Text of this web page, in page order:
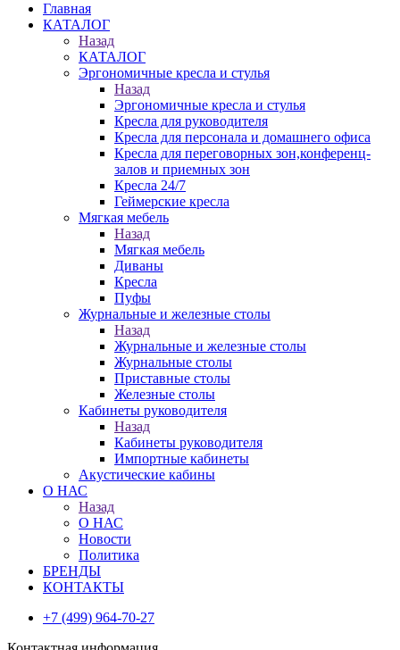
Главная
КАТАЛОГ
Назад
КАТАЛОГ
Эргономичные кресла и стулья
Назад
Эргономичные кресла и стулья
Кресла для руководителя
Кресла для персонала и домашнего офиса
Кресла для переговорных зон,конференц-
залов и приемных зон
Кресла 24/7
Геймерские кресла
Мягкая мебель
Назад
Мягкая мебель
Диваны
Кресла
Пуфы
Журнальные и железные столы
Назад
Журнальные и железные столы
Журнальные столы
Приставные столы
Железные столы
Кабинеты руководителя
Назад
Кабинеты руководителя
Импортные кабинеты
Акустические кабины
О НАС
Назад
О НАС
Новости
Политика
БРЕНДЫ
КОНТАКТЫ
+7 (499) 964-70-27